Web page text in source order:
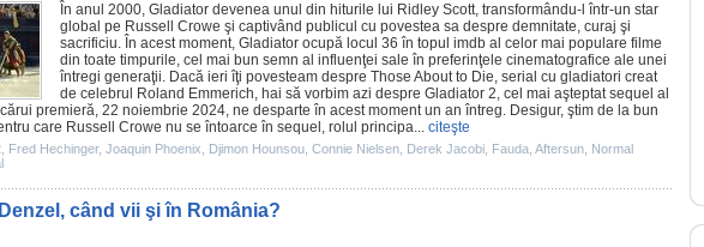
În anul 2000, Gladiator devenea unul din hiturile lui Ridley Scott, transformându-l într-un star
global pe Russell Crowe şi captivând publicul cu povestea sa despre demnitate, curaj şi
sacrificiu. În acest moment, Gladiator ocupă locul 36 în topul imdb al celor mai populare filme
din toate timpurile, cel mai bun semn al influenţei sale în preferinţele cinematografice ale unei
întregi generaţii. Dacă ieri îţi povesteam despre Those About to Die, serial cu gladiatori creat
de celebrul Roland Emmerich, hai să vorbim azi despre Gladiator 2, cel mai aşteptat sequel al
premieră, 22 noiembrie 2024, ne desparte în acest moment un an întreg. Desigur, ştim de la bun
care Russell Crowe nu se întoarce în sequel, rolul principa... citeşte
Fred Hechinger, Joaquin Phoenix Djimon Hounsou Connie Nielsen Derek Jacobi Fauda Aftersun Normal
când vii şi în România?